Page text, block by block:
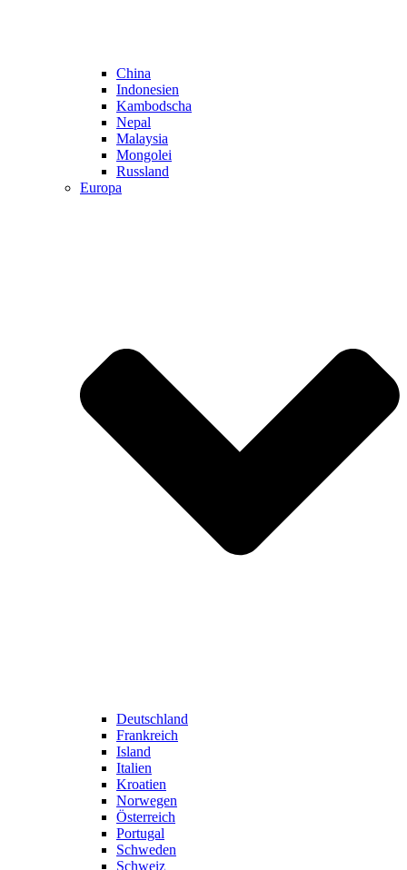
China
Indonesien
Kambodscha
Nepal
Malaysia
Mongolei
Russland
Europa
Deutschland
Frankreich
Island
Italien
Kroatien
Norwegen
Österreich
Portugal
Schweden
Schweiz